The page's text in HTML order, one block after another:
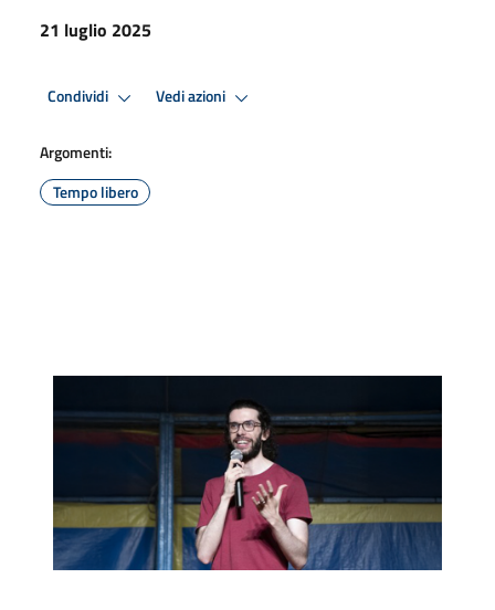
21 luglio 2025
Condividi Vedi azioni
Argomenti:
Tempo libero